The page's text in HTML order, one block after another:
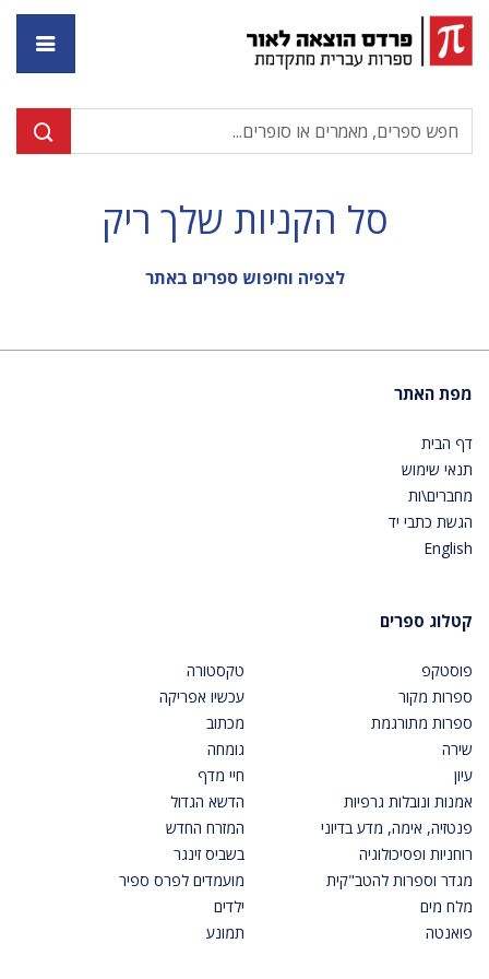
סל הקניות שלך ריק
לצפיה וחיפוש ספרים באתר
מפת האתר
דף הבית
תנאי שימוש
מחברים\ות
הגשת כתבי יד
English
קטלוג ספרים
פוסטקפ
ספרות מקור
ספרות מתורגמת
שירה
עיון
אמנות ונובלות גרפיות
פנטזיה, אימה, מדע בדיוני
רוחניות ופסיכולוגיה
מגדר וספרות להטב"קית
מלח מים
פואנטה
טקסטורה
עכשיו אפריקה
מכתוב
גומחה
חיי מדף
הדשא הגדול
המזרח החדש
בשביס זינגר
מועמדים לפרס ספיר
ילדים
תמונע